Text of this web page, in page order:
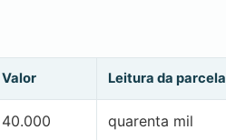
Valor Leitura da parcela
40.000 quarenta mil